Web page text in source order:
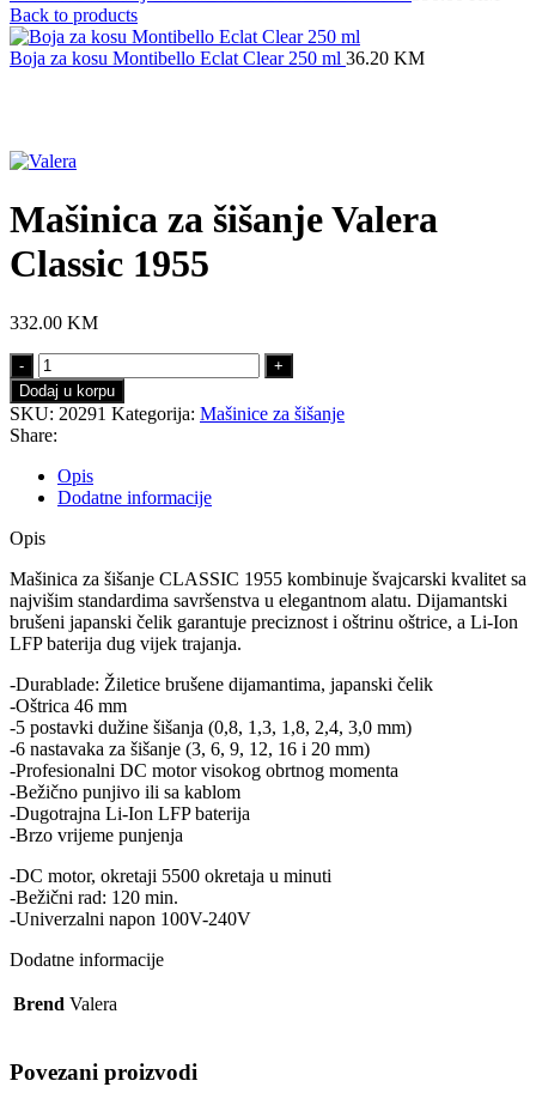
Back to products
Boja za kosu Montibello Eclat Clear 250 ml 36.20 KM
Mašinica za šišanje Valera
Classic 1955
332.00 KM
Mašinica
za
šišanje
Valera
Classic
1955
količina
Dodaj u korpu
SKU: 20291 Kategorija: Mašinice za šišanje
Share:
Opis
Dodatne informacije
Opis
Mašinica za šišanje CLASSIC 1955 kombinuje švajcarski kvalitet sa
najvišim standardima savršenstva u elegantnom alatu. Dijamantski
brušeni japanski čelik garantuje preciznost i oštrinu oštrice, a Li-Ion
LFP baterija dug vijek trajanja.
-Durablade: Žiletice brušene dijamantima, japanski čelik
-Oštrica 46 mm
-5 postavki dužine šišanja (0,8, 1,3, 1,8, 2,4, 3,0 mm)
-6 nastavaka za šišanje (3, 6, 9, 12, 16 i 20 mm)
-Profesionalni DC motor visokog obrtnog momenta
-Bežično punjivo ili sa kablom
-Dugotrajna Li-Ion LFP baterija
-Brzo vrijeme punjenja
-DC motor, okretaji 5500 okretaja u minuti
-Bežični rad: 120 min.
-Univerzalni napon 100V-240V
Dodatne informacije
Brend Valera
Povezani proizvodi